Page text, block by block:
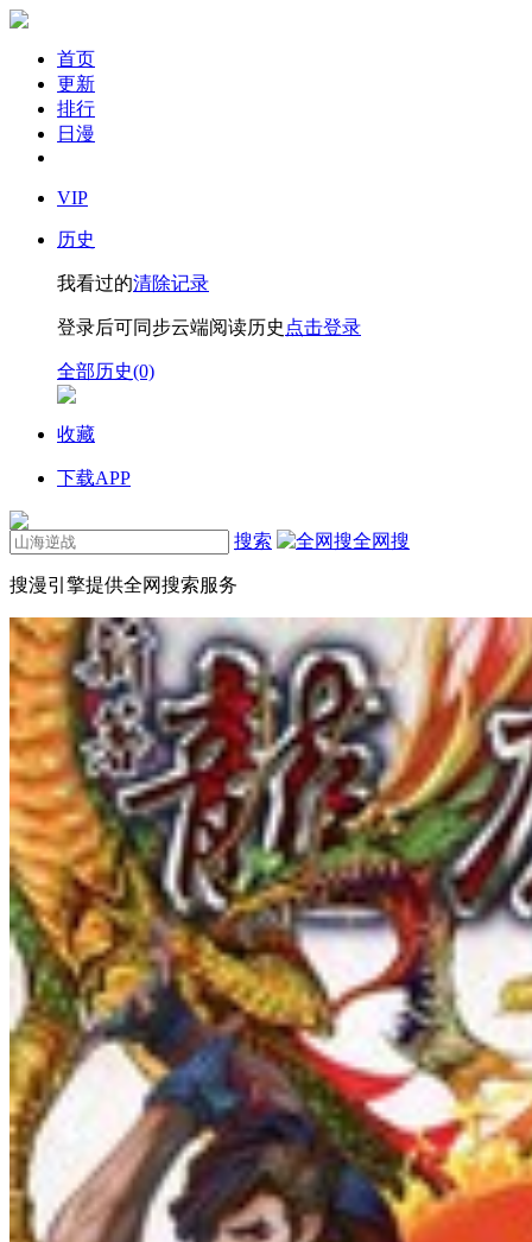
首页
更新
排行
日漫
VIP
历史
我看过的清除记录
登录后可同步云端阅读历史 点击登录
全部历史(0)
收藏
下载APP
搜索 全网搜
搜漫引擎提供全网搜索服务